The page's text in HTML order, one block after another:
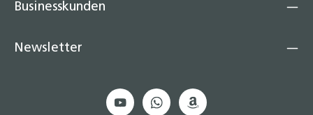
Businesskunden
Newsletter